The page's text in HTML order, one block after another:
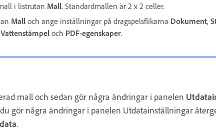
i listrutan Mall. Standardmallen är 2 x 2 celler.
Mall och ange inställningar på dragspelsflikarna Dokument,
Vattenstämpel och PDF-egenskaper.
mall och sedan gör några ändringar i panelen
gör några ändringar i panelen Utdatainställningar
.